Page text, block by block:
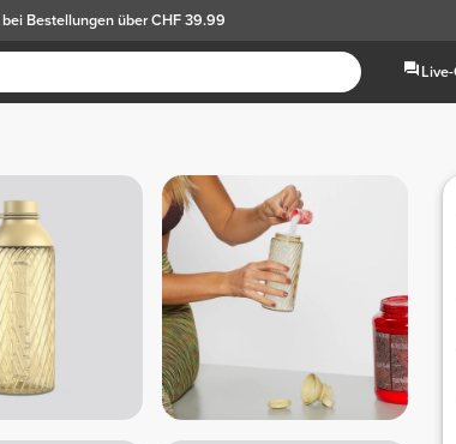
bei Bestellungen über CHF 39.99